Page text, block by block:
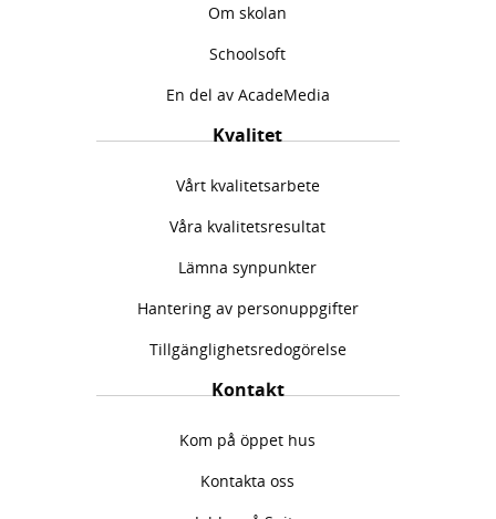
Om skolan
Schoolsoft
En del av AcadeMedia
Kvalitet
Vårt kvalitetsarbete
Våra kvalitetsresultat
Lämna synpunkter
Hantering av personuppgifter
Tillgänglighetsredogörelse
Kontakt
Kom på öppet hus
Kontakta oss